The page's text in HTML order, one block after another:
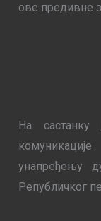
ове предивне
На
унапређењу
Републичког